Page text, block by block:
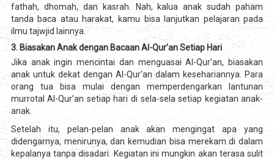
fathah, dhomah, dan kasrah. Nah, kalua anak sudah paham
tanda baca atau harakat, kamu bisa lanjutkan pelajaran pada
ilmu tajwjid lainnya.
3. Biasakan Anak dengan Bacaan Al-Qur’an Setiap Hari
Jika anak ingin mencintai dan menguasai Al-Qur’an, biasakan
anak untuk dekat dengan Al-Qur’an dalam kesehariannya. Para
orang tua bisa mulai dengan memperdengarkan lantunan
murrotal Al-Qur’an setiap hari di sela-sela setiap kegiatan anak-
anak.
Setelah itu, pelan-pelan anak akan mengingat apa yang
didengarnya, menirunya, dan kemudian bisa merekam di dalam
kepalanya tanpa disadari. Kegiatan ini mungkin akan terasa sulit